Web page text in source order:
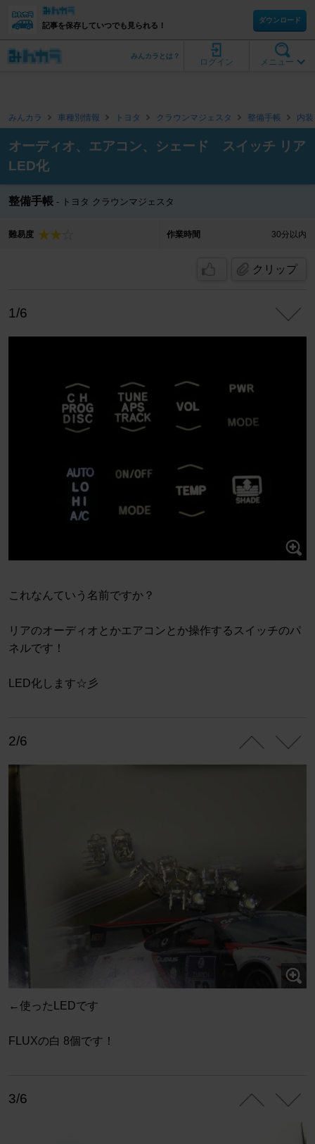
記事を保存していつでも見られる！
ダウンロード
メニュー
ログイン
みんカラとは？
みんカラ 車種別情報 トヨタ クラウンマジェスタ 整備手帳 内装
オーディオ、エアコン、シェード スイッチ リア
LED化
整備手帳 トヨタ クラウンマジェスタ
難易度 作業時間 30分以内
クリップ
1/6
これなんていう名前ですか？
リアのオーディオとかエアコンとか操作するスイッチのパ
ネルです！
LED化します☆彡
2/6
←使ったLEDです
FLUXの白 8個です！
3/6